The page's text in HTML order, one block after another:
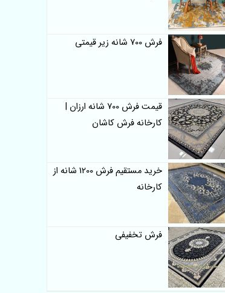
فرش 700 شانه زیر قیمتی
قیمت فرش 700 شانه ارزان |
کارخانه فرش کاشان
خرید مستقیم فرش 1200 شانه از
کارخانه
فرش تخفیفی